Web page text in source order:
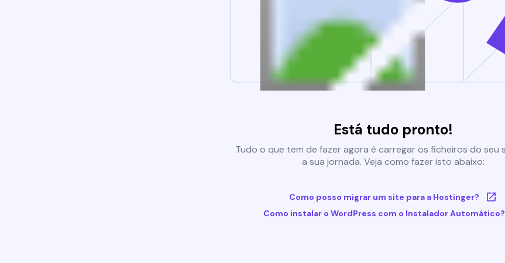
Está tudo pronto!
Tudo o que tem de fazer agora é carregar os ficheiros do seu
a sua jornada. Veja como fazer isto abaixo:
Como posso migrar um site para a Hostinger?
Como instalar o WordPress com o Instalador Automático?